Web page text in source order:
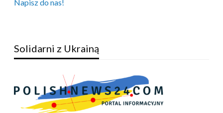
Napisz do nas!
Solidarni z Ukrainą